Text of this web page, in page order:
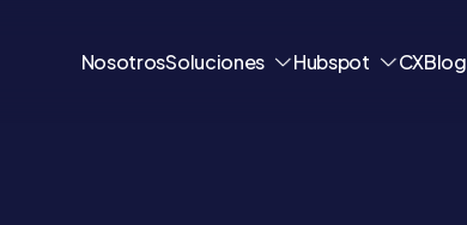
NosotrosSoluciones Hubspot CXBlog